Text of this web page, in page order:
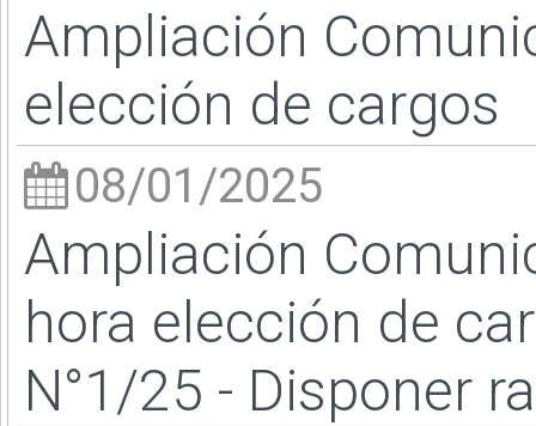
Ampliación
elección de cargos
08/01/2025
Ampliación
hora elección de
N°1/25 - Disponer